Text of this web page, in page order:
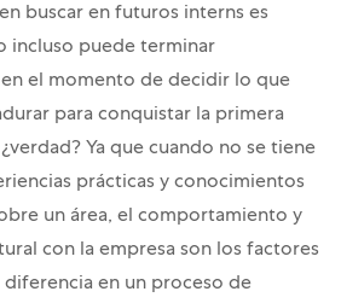
buscar en futuros interns es
incluso puede terminar
el momento de decidir lo que
para conquistar la primera
Ya que cuando no se tiene
prácticas y conocimientos
un área, el comportamiento y
con la empresa son los factores
diferencia en un proceso de